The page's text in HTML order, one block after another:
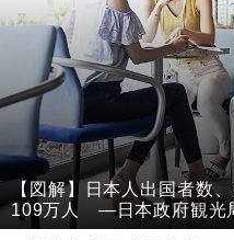
【図解】日本人出国者数
109万人 ―日本政府観光